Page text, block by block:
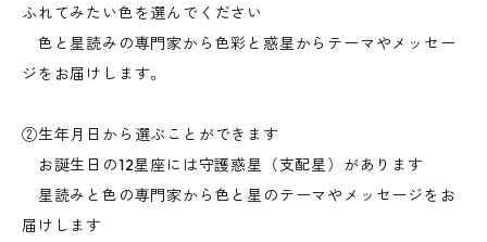
ふれてみたい色を選んでください
色と星読みの専門家から色彩と惑星からテーマやメッセー
ジをお届けします。
②生年月日から選ぶことができます
お誕生日の12星座には守護惑星（支配星）があります
星読みと色の専門家から色と星のテーマやメッセージをお
届けします